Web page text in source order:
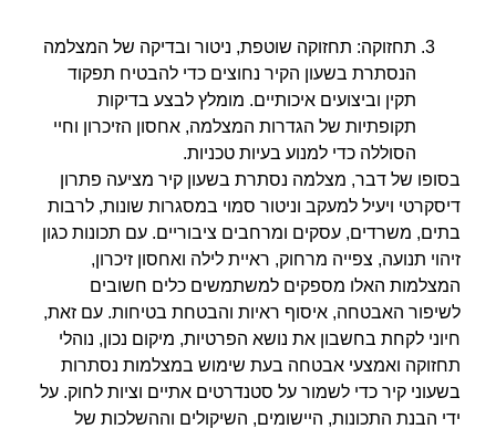
תחזוקה: תחזוקה שוטפת, ניטור ובדיקה של המצלמה
הנסתרת בשעון הקיר נחוצים כדי להבטיח תפקוד
תקין וביצועים איכותיים. מומלץ לבצע בדיקות
תקופתיות של הגדרות המצלמה, אחסון הזיכרון וחיי
הסוללה כדי למנוע בעיות טכניות.
בסופו של דבר, מצלמה נסתרת בשעון קיר מציעה פתרון
דיסקרטי ויעיל למעקב וניטור סמוי במסגרות שונות, לרבות
בתים, משרדים, עסקים ומרחבים ציבוריים. עם תכונות כגון
זיהוי תנועה, צפייה מרחוק, ראיית לילה ואחסון זיכרון,
המצלמות האלו מספקים למשתמשים כלים חשובים
לשיפור האבטחה, איסוף ראיות והבטחת בטיחות. עם זאת,
חיוני לקחת בחשבון את נושא הפרטיות, מיקום נכון, נוהלי
תחזוקה ואמצעי אבטחה בעת שימוש במצלמות נסתרות
בשעוני קיר כדי לשמור על סטנדרטים אתיים וציות לחוק. על
ידי הבנת התכונות, היישומים, השיקולים וההשלכות של